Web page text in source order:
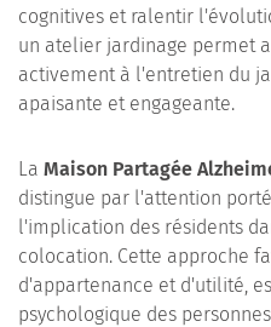
cognitives et ralentir
un atelier jardinage permet
activement à l'entretien du
apaisante et engageante.
La Maison Partagée
distingue par l'attention
l'implication des résidents
colocation. Cette approche
d'appartenance et d'utilité,
psychologique des